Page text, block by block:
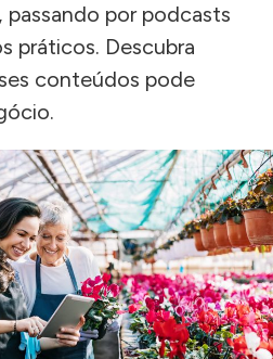
por podcasts
práticos. Descubra
conteúdos pode